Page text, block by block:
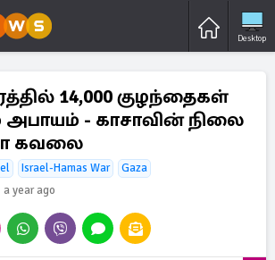
Desktop
14,000 குழந்தைகள்
அபாயம் - காசாவின் நிலை
கவலை
Israel-Hamas War
Gaza
a year ago